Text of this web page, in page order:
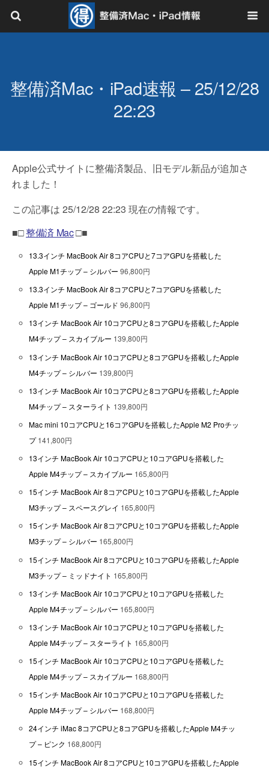
整備済Mac・iPad速報 – 25/12/28
22:23
Apple公式サイトに整備済製品、旧モデル新品が追加さ
れました！
この記事は 25/12/28 22:23 現在の情報です。
■□整備済 Mac□■
13.3インチ MacBook Air 8コアCPUと7コアGPUを搭載した
Apple M1チップ – シルバー 96,800円
13.3インチ MacBook Air 8コアCPUと7コアGPUを搭載した
Apple M1チップ – ゴールド 96,800円
13インチ MacBook Air 10コアCPUと8コアGPUを搭載したApple
M4チップ – スカイブルー 139,800円
13インチ MacBook Air 10コアCPUと8コアGPUを搭載したApple
M4チップ – シルバー 139,800円
13インチ MacBook Air 10コアCPUと8コアGPUを搭載したApple
M4チップ – スターライト 139,800円
Mac mini 10コアCPUと16コアGPUを搭載したApple M2 Proチッ
プ141,800円
13インチ MacBook Air 10コアCPUと10コアGPUを搭載した
Apple M4チップ – スカイブルー 165,800円
15インチ MacBook Air 8コアCPUと10コアGPUを搭載したApple
M3チップ – スペースグレイ 165,800円
15インチ MacBook Air 8コアCPUと10コアGPUを搭載したApple
M3チップ – シルバー 165,800円
15インチ MacBook Air 8コアCPUと10コアGPUを搭載したApple
M3チップ – ミッドナイト 165,800円
13インチ MacBook Air 10コアCPUと10コアGPUを搭載した
Apple M4チップ – シルバー 165,800円
13インチ MacBook Air 10コアCPUと10コアGPUを搭載した
Apple M4チップ – スターライト 165,800円
15インチ MacBook Air 10コアCPUと10コアGPUを搭載した
Apple M4チップ – スカイブルー 168,800円
15インチ MacBook Air 10コアCPUと10コアGPUを搭載した
Apple M4チップ – シルバー 168,800円
24インチ iMac 8コアCPUと8コアGPUを搭載したApple M4チッ
プ – ピンク 168,800円
15インチ MacBook Air 8コアCPUと10コアGPUを搭載したApple